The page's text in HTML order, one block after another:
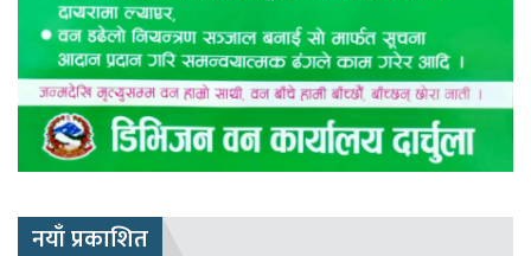
नयाँ प्रकाशित